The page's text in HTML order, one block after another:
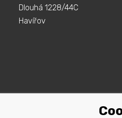
Dlouhá 1228/44C
Havířov